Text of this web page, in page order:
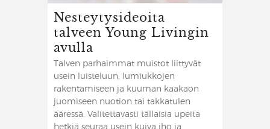
Nesteytysideoita
talveen Young Livingin
avulla
Talven parhaimmat muistot liittyvät
usein luisteluun, lumiukkojen
rakentamiseen ja kuuman kaakaon
juomiseen nuotion tai takkatulen
ääressä. Valitettavasti tällaisia upeita